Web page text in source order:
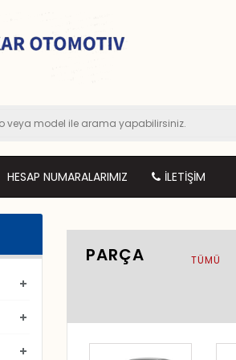
HESAP NUMARALARIMIZ İLETIŞIM
PARÇA TÜMÜ